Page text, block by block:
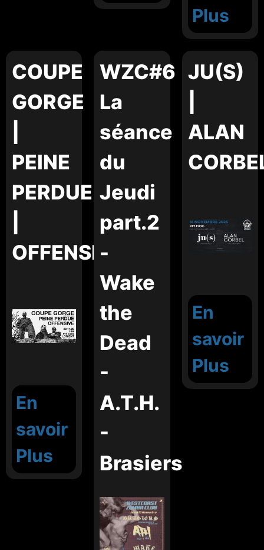
Plus
COUPE
GORGE
PEINE
PERDUE
OFFENSIVE
En
savoir
Plus
WZC#6
La
séance
du
Jeudi
part.2
-
Wake
the
Dead
-
A.T.H.
-
Brasiers
JU(S)
ALAN
En
savoir
Plus